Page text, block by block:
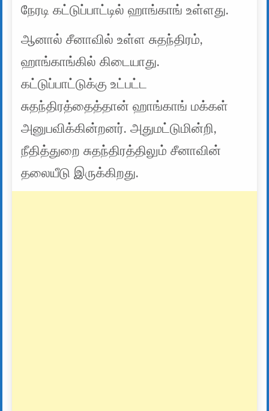
நேரடி கட்டுப்பாட்டில் ஹாங்காங் உள்ளது.
ஆனால் சீனாவில் உள்ள சுதந்திரம்,
ஹாங்காங்கில் கிடையாது.
கட்டுப்பாட்டுக்கு உட்பட்ட
சுதந்திரத்தைத்தான் ஹாங்காங் மக்கள்
அனுபவிக்கின்றனர். அதுமட்டுமின்றி,
நீதித்துறை சுதந்திரத்திலும் சீனாவின்
தலையீடு இருக்கிறது.